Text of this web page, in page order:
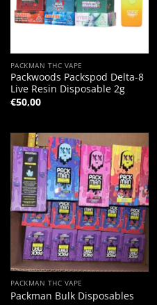
PACKMAN THC VAPE
Packwoods Packspod Delta-8
Live Resin Disposable 2g
€50,00
PACKMAN THC VAPE
Packman Bulk Disposables